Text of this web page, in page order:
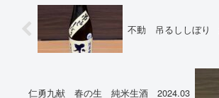
不動 吊るししぼり
仁勇九献 春の生 純米生酒 2024.03